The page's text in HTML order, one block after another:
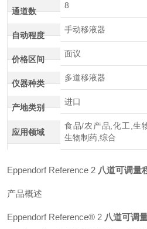
通道数
8
自动程度
手动移液器
价格区间
面议
仪器种类
多道移液器
产地类别
进口
应用领域
食品/农产品,化工,生
生物制药,综合
Eppendorf Reference 2 八道可调量
产品概述
Eppendorf Reference® 2 八道可调